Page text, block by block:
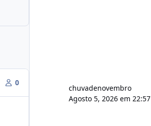
0
chuvadenovembro
Agosto 5, 2026 em 22:57